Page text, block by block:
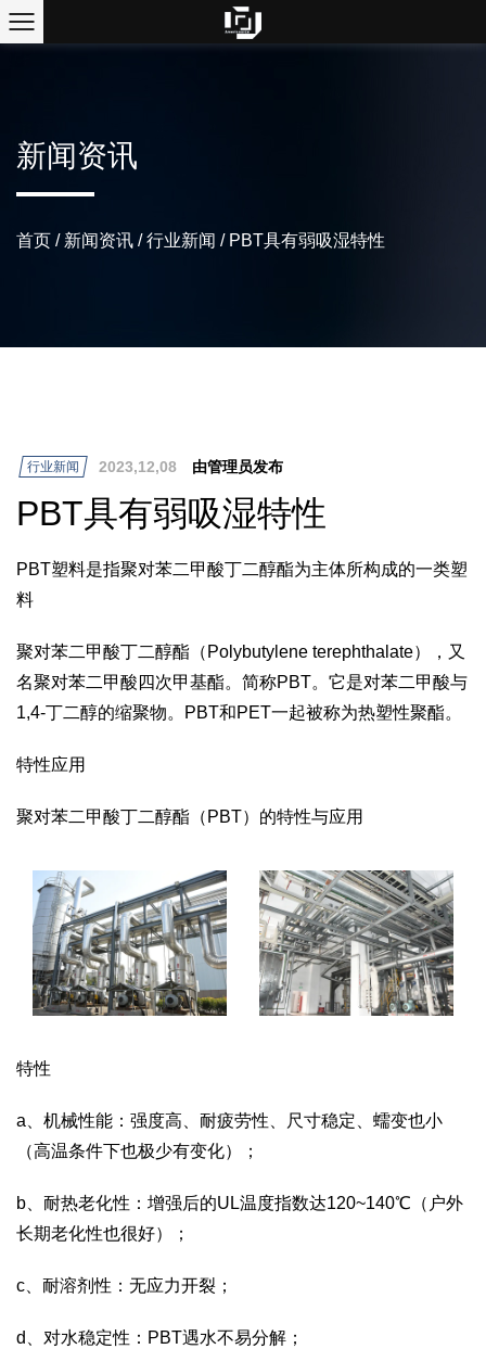
新闻资讯
首页 / 新闻资讯 /行业新闻 / PBT具有弱吸湿特性
行业新闻 2023,12,08 由管理员发布
PBT具有弱吸湿特性
PBT塑料是指聚对苯二甲酸丁二醇酯为主体所构成的一类塑
料
聚对苯二甲酸丁二醇酯（Polybutylene terephthalate），又
名聚对苯二甲酸四次甲基酯。简称PBT。它是对苯二甲酸与
1,4-丁二醇的缩聚物。PBT和PET一起被称为热塑性聚酯。
特性应用
聚对苯二甲酸丁二醇酯（PBT）的特性与应用
特性
a、机械性能：强度高、耐疲劳性、尺寸稳定、蠕变也小
（高温条件下也极少有变化）；
b、耐热老化性：增强后的UL温度指数达120~140℃（户外
长期老化性也很好）；
c、耐溶剂性：无应力开裂；
d、对水稳定性：PBT遇水不易分解；